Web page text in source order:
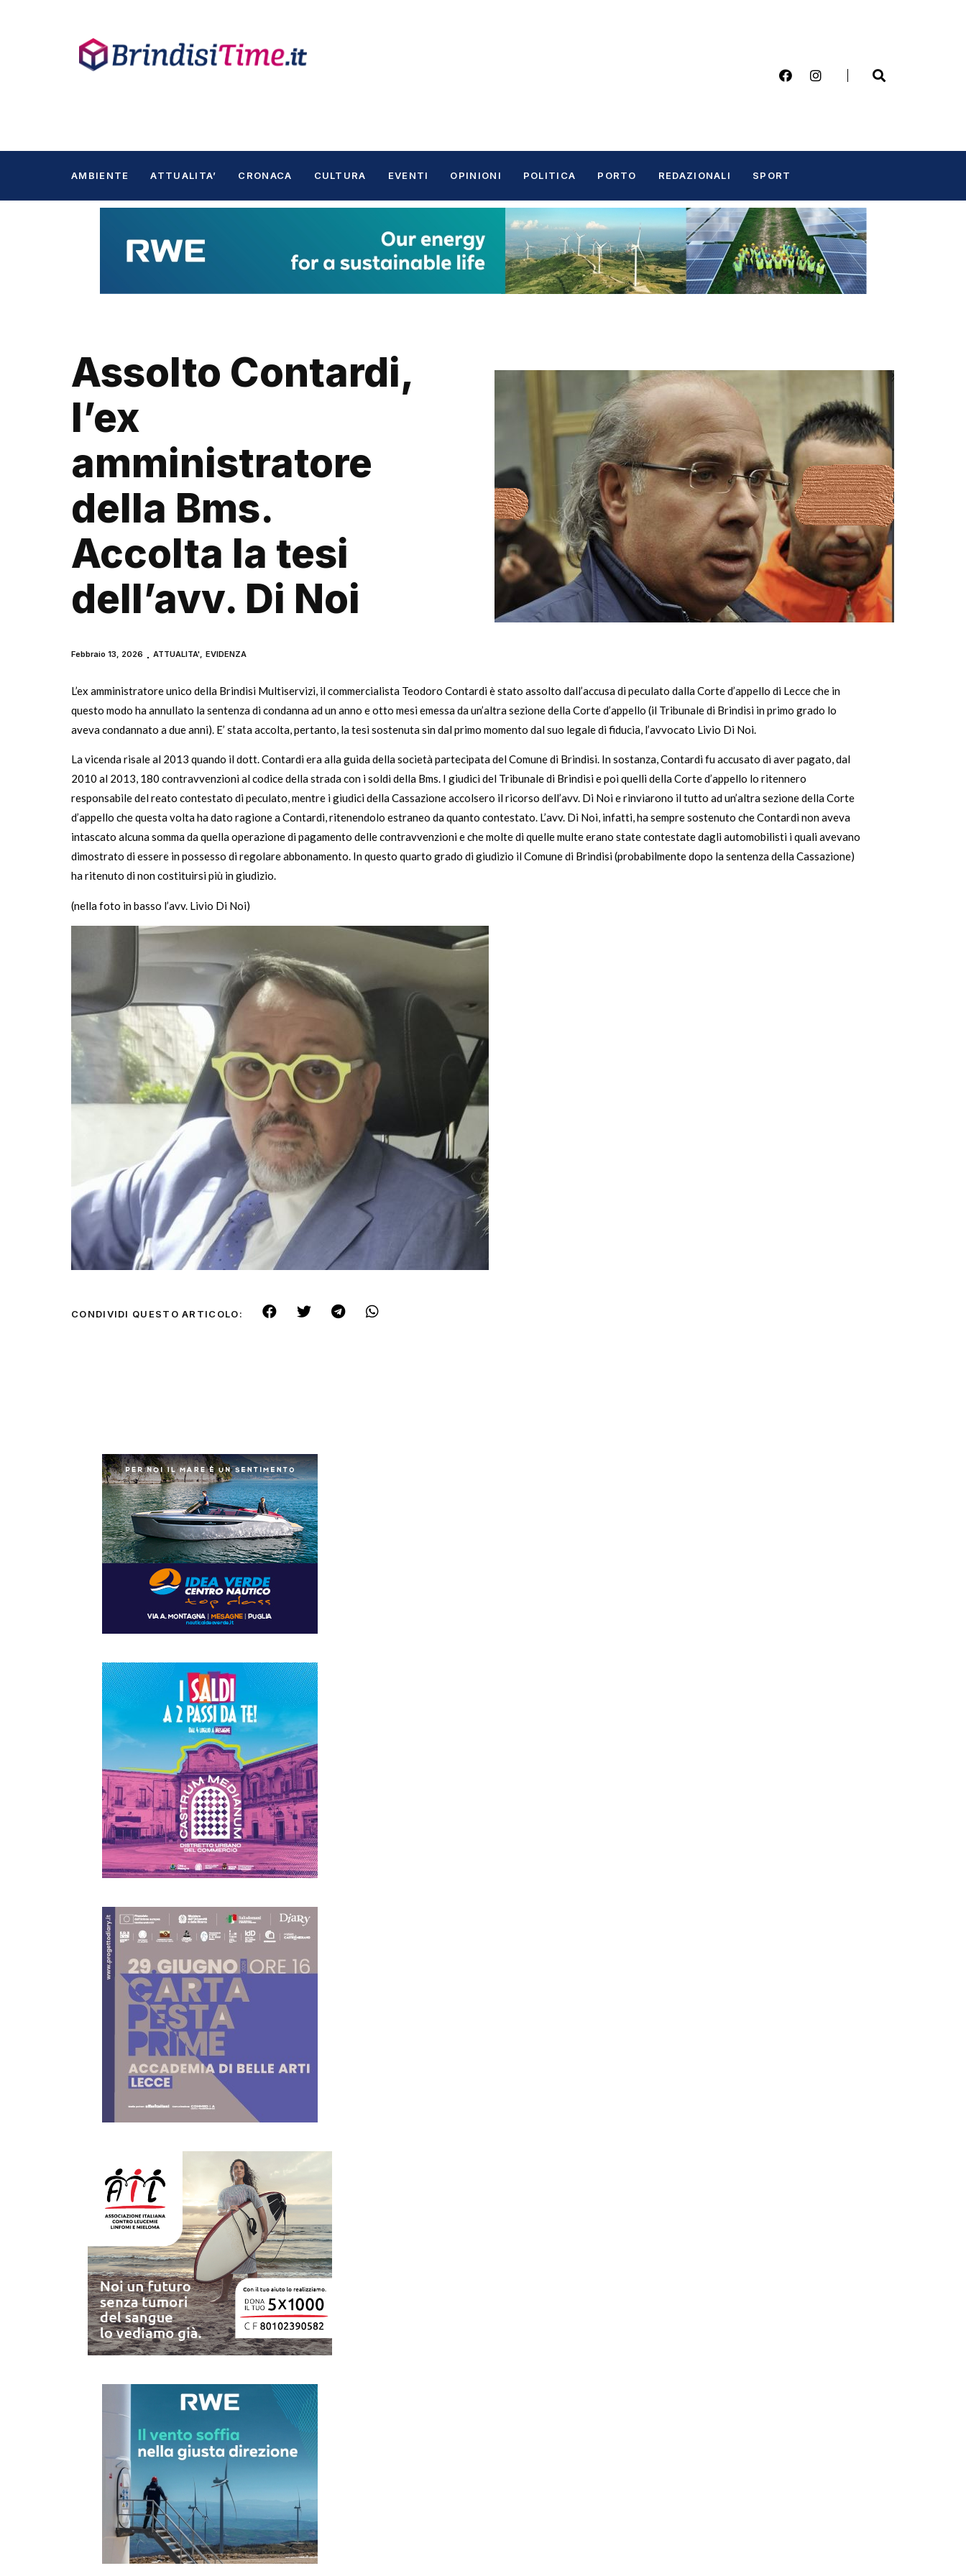
AMBIENTE ATTUALITA’ CRONACA CULTURA EVENTI OPINIONI POLITICA PORTO REDAZIONALI SPORT
Assolto Contardi,
l’ex
amministratore
della Bms.
Accolta la tesi
dell’avv. Di Noi
Febbraio 13, 2026 ATTUALITA',EVIDENZA
L’ex amministratore unico della Brindisi Multiservizi, il commercialista Teodoro Contardi è stato assolto dall’accusa di peculato dalla Corte d’appello di Lecce che in
questo modo ha annullato la sentenza di condanna ad un anno e otto mesi emessa da un’altra sezione della Corte d’appello (il Tribunale di Brindisi in primo grado lo
aveva condannato a due anni). E’ stata accolta, pertanto, la tesi sostenuta sin dal primo momento dal suo legale di fiducia, l’avvocato Livio Di Noi.
La vicenda risale al 2013 quando il dott. Contardi era alla guida della società partecipata del Comune di Brindisi. In sostanza, Contardi fu accusato di aver pagato, dal
2010 al 2013, 180 contravvenzioni al codice della strada con i soldi della Bms. I giudici del Tribunale di Brindisi e poi quelli della Corte d’appello lo ritennero
responsabile del reato contestato di peculato, mentre i giudici della Cassazione accolsero il ricorso dell’avv. Di Noi e rinviarono il tutto ad un’altra sezione della Corte
d’appello che questa volta ha dato ragione a Contardi, ritenendolo estraneo da quanto contestato. L’avv. Di Noi, infatti, ha sempre sostenuto che Contardi non aveva
intascato alcuna somma da quella operazione di pagamento delle contravvenzioni e che molte di quelle multe erano state contestate dagli automobilisti i quali avevano
dimostrato di essere in possesso di regolare abbonamento. In questo quarto grado di giudizio il Comune di Brindisi (probabilmente dopo la sentenza della Cassazione)
ha ritenuto di non costituirsi più in giudizio.
(nella foto in basso l’avv. Livio Di Noi)
CONDIVIDI QUESTO ARTICOLO: